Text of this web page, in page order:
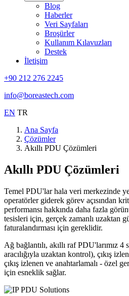
Blog
Haberler
Veri Sayfaları
Broşürler
Kullanım Kılavuzları
Destek
İletişim
+90 212 276 2245
info@boreastech.com
EN TR
Ana Sayfa
Çözümler
Akıllı PDU Çözümleri
Akıllı PDU Çözümleri
Temel PDU'lar hala veri merkezinde
operatörler giderek görev açısından
performansı hakkında daha fazla
tesisleri için, gerçek zamanlı uzaktan
faturalandırması için gereklidir.
Ağ bağlantılı, akıllı raf PDU'larımız
aracılığıyla uzaktan kontrol), çıkış
çıkış izlenen ve anahtarlamalı - özel
için esneklik sağlar.